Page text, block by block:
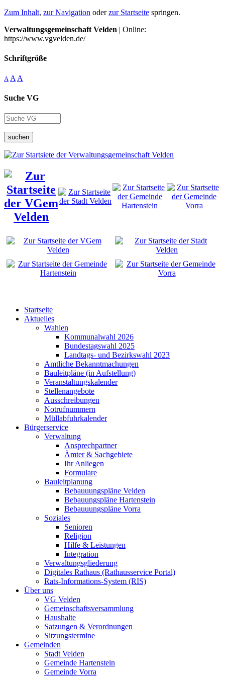
Zum Inhalt, zur Navigation oderzur Startseite springen.
Verwaltungsgemeinschaft Velden | Online:
https://www.vgvelden.de/
Schriftgröße
A A A
Suche VG
suchen
Startseite
Aktuelles
Wahlen
Kommunalwahl 2026
Bundestagswahl 2025
Landtags- und Bezirkswahl 2023
Amtliche Bekanntmachungen
Bauleitpläne (in Aufstellung)
Veranstaltungskalender
Stellenangebote
Ausschreibungen
Notrufnummern
Müllabfuhrkalender
Bürgerservice
Verwaltung
Ansprechpartner
Ämter & Sachgebiete
Ihr Anliegen
Formulare
Bauleitplanung
Bebauuungspläne Velden
Bebauungspläne Hartenstein
Bebauuungspläne Vorra
Soziales
Senioren
Religion
Hilfe & Leistungen
Integration
Verwaltungsgliederung
Digitales Rathaus (Rathausservice Portal)
Rats-Informations-System (RIS)
Über uns
VG Velden
Gemeinschaftsversammlung
Haushalte
Satzungen & Verordnungen
Sitzungstermine
Gemeinden
Stadt Velden
Gemeinde Hartenstein
Gemeinde Vorra